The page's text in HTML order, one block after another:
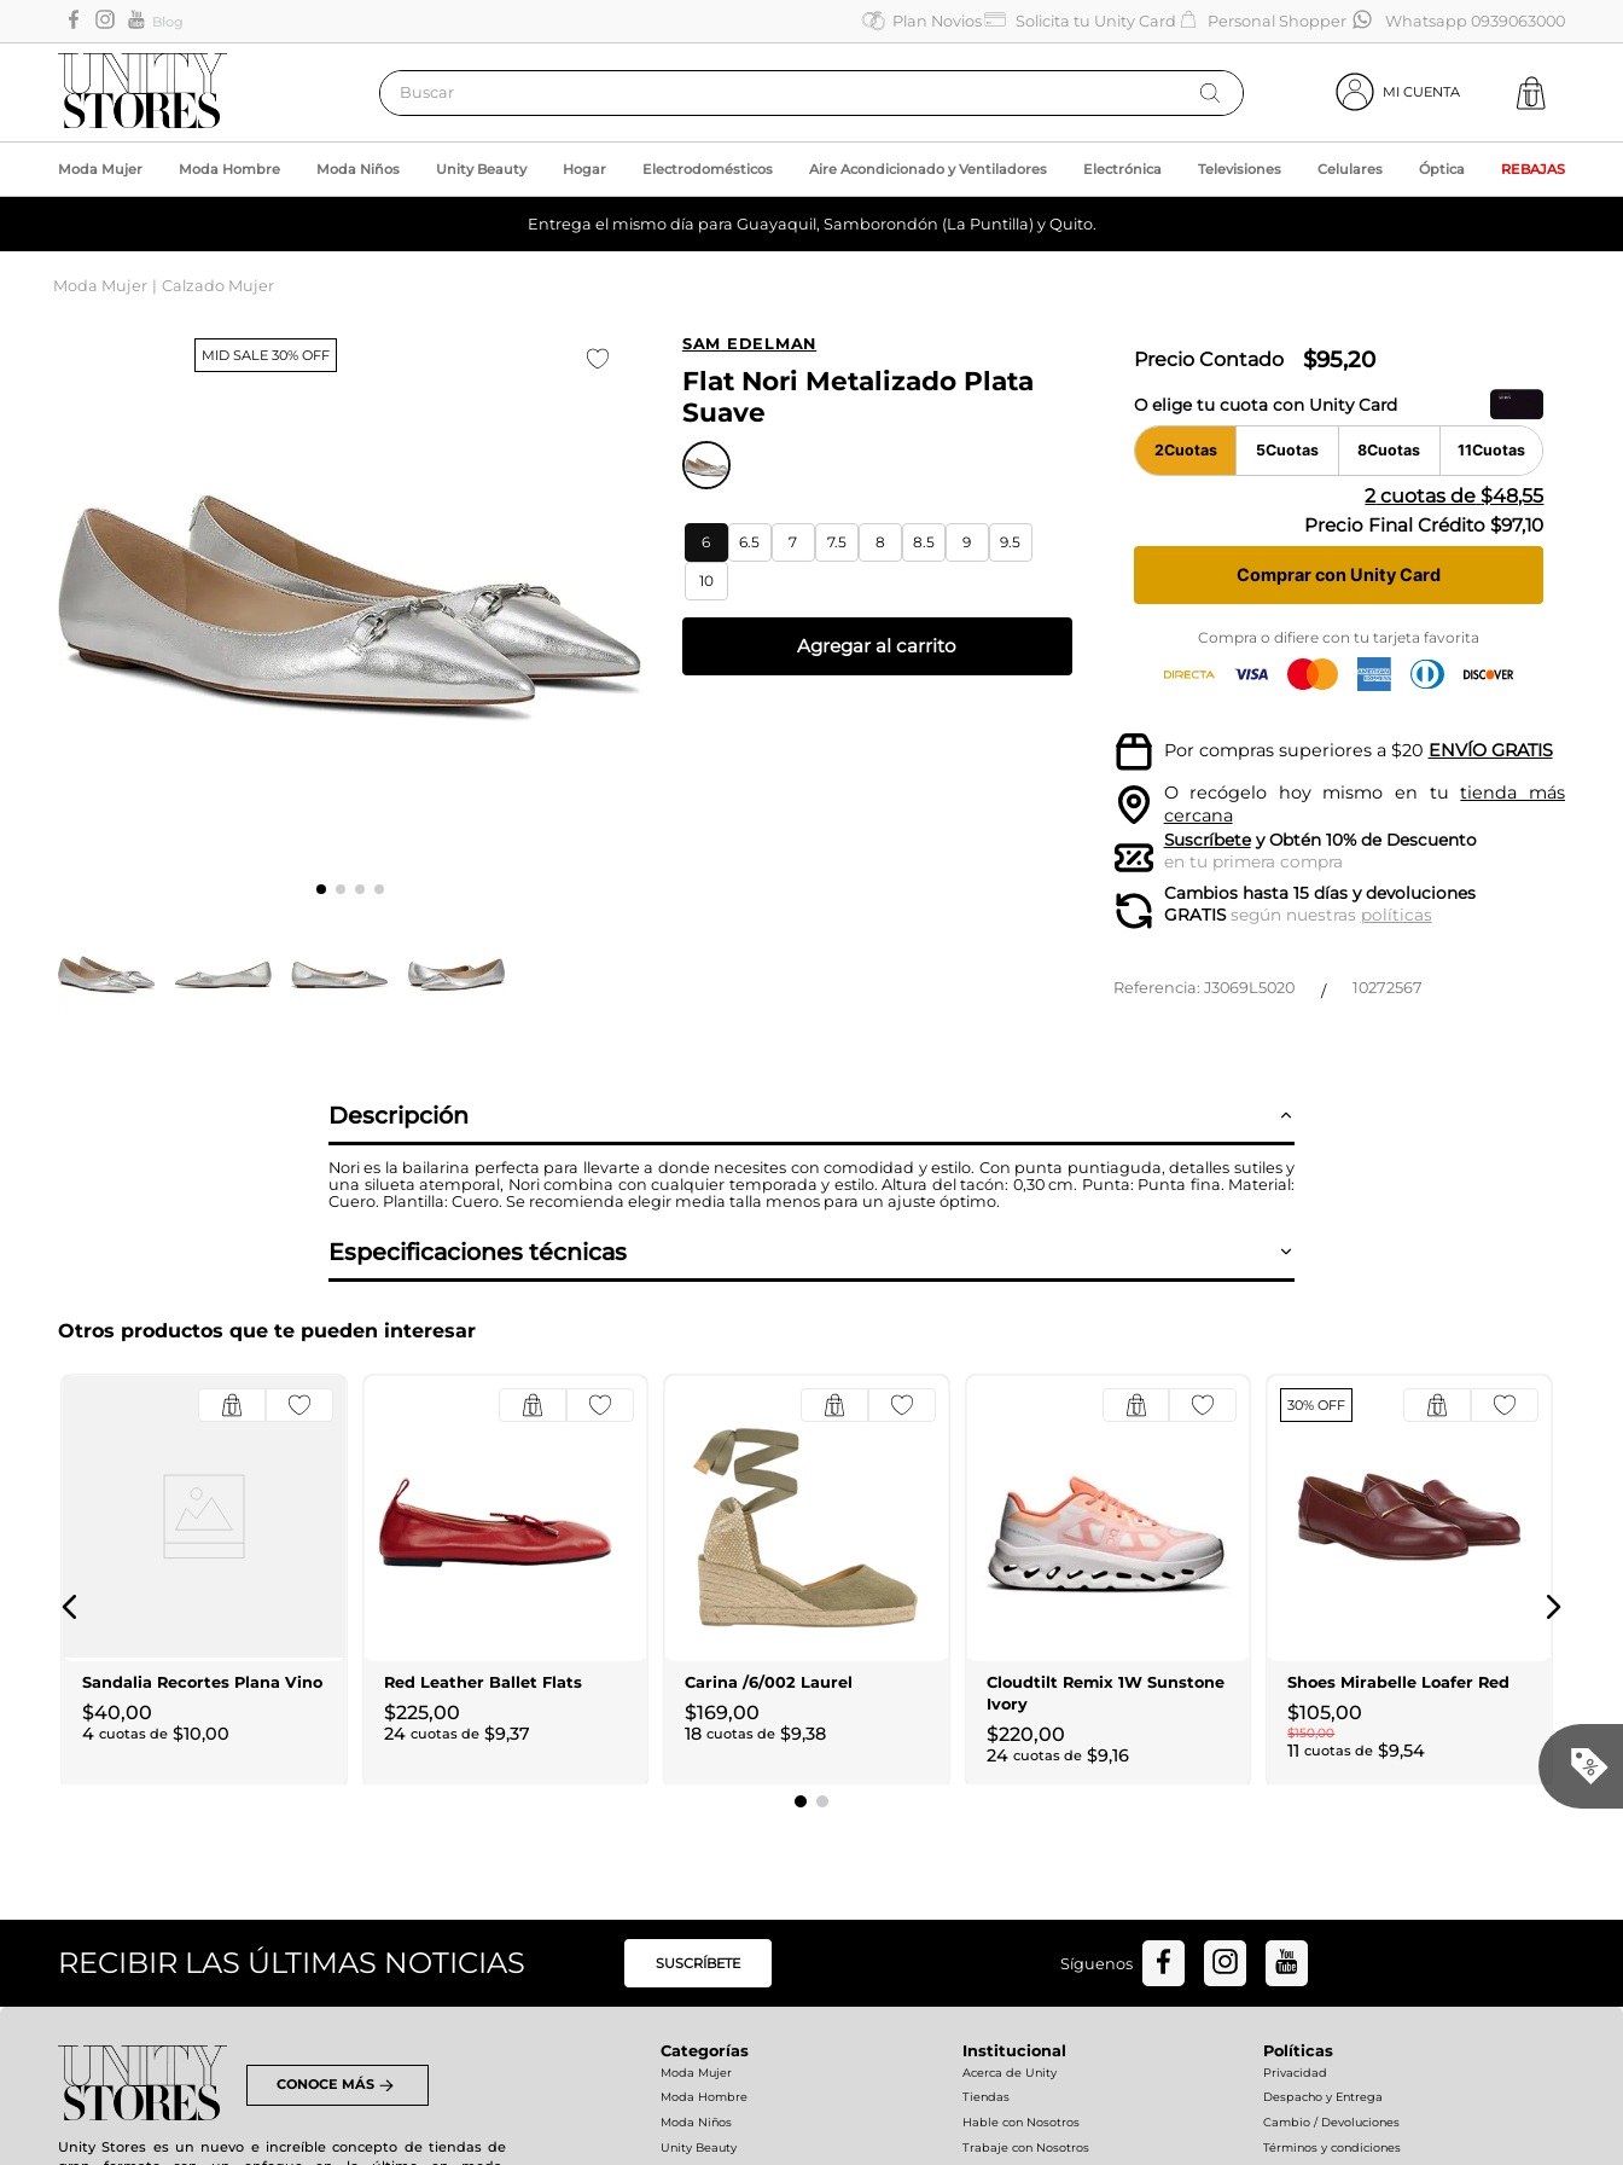
Blog Plan Novios Solicita tu Unity Card Personal Shopper Whatsapp 0939063000
Buscar
MI CUENTA
Moda Mujer Moda Hombre Moda Niños Unity Beauty Hogar Electrodomésticos Aire Acondicionado y Ventiladores Electrónica Televisiones Celulares Óptica REBAJAS
Entrega el mismo día para Guayaquil, Samborondón (La Puntilla) y Quito.
Moda Mujer Calzado Mujer
MID SALE 30% OFF
SAM EDELMAN
Flat Nori Metalizado Plata
Suave
6 6.5 7 7.5 8 8.5 9 9.5
10
Agregar al carrito
Precio Contado $95,20
O elige tu cuota con Unity Card
2Cuotas 5Cuotas 8Cuotas 11Cuotas
2cuotas de $48,55
Precio Final Crédito $97,10
Comprar con Unity Card
Compra o difiere con tu tarjeta favorita
Por compras superiores a $20 ENVÍO GRATIS
O recógelo hoy mismo en tutienda más
cercana
Suscríbetey Obtén 10% de Descuento
en tu primera compra
Cambios hasta 15 días y devoluciones
GRATISsegún nuestras políticas
Referencia: J3069L5020 / 10272567
Descripción
Nori es la bailarina perfecta para llevarte a donde necesites con comodidad y estilo. Con punta puntiaguda, detalles sutiles y
una silueta atemporal, Nori combina con cualquier temporada y estilo. Altura del tacón: 0,30 cm. Punta: Punta fina. Material:
Cuero. Plantilla: Cuero. Se recomienda elegir media talla menos para un ajuste óptimo.
Especificaciones técnicas
Otros productos que te pueden interesar
Sandalia Recortes Plana Vino
$40,00
4 cuotas de $10,00
Red Leather Ballet Flats
$225,00
24 cuotas de $9,37
Carina /6/002 Laurel
$169,00
18 cuotas de $9,38
Cloudtilt Remix 1W Sunstone
Ivory
$220,00
24 cuotas de $9,16
30% OFF
Shoes Mirabelle Loafer Red
$105,00
$150,00
11 cuotas de $9,54
RECIBIR LAS ÚLTIMAS NOTICIAS SUSCRÍBETE Síguenos
CONOCE MÁS
Unity Stores es un nuevo e increíble concepto de tiendas de
Categorías
Moda Mujer
Moda Hombre
Moda Niños
Unity Beauty
Institucional
Acerca de Unity
Tiendas
Hable con Nosotros
Trabaje con Nosotros
Políticas
Privacidad
Despacho y Entrega
Cambio / Devoluciones
Términos y condiciones